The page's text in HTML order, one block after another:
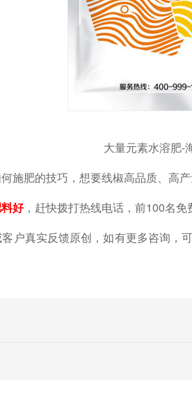
大量元素水溶肥-
施肥的技巧，想要线椒高品质、高产
好， 赶快拨打热线电话，前100名免
户真实反馈原创，如有更多咨询，